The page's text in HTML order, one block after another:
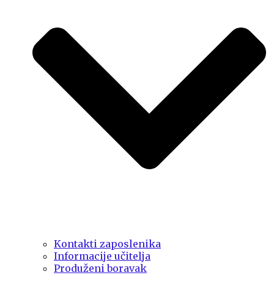
Kontakti zaposlenika
Informacije učitelja
Produženi boravak